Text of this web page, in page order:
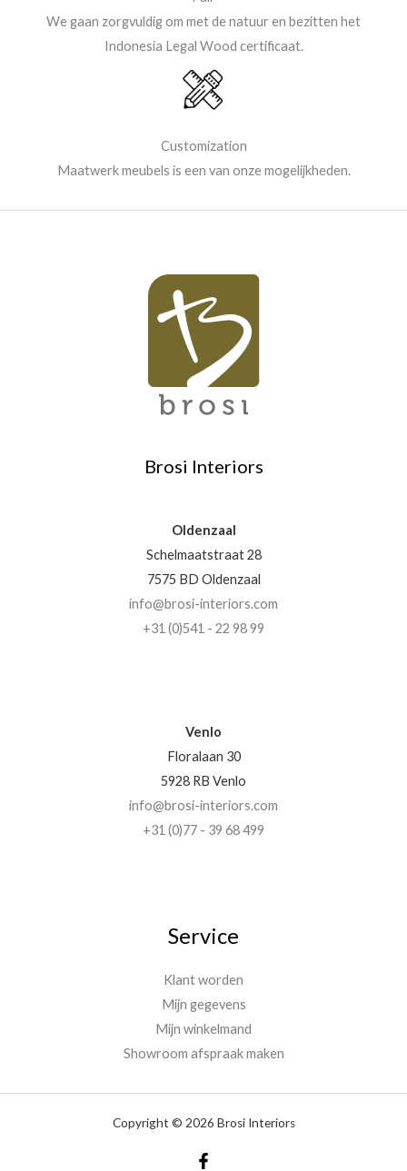
We gaan zorgvuldig om met de natuur en bezitten het
Indonesia Legal Wood certificaat.
Customization
Maatwerk meubels is een van onze mogelijkheden.
Brosi Interiors
Oldenzaal
Schelmaatstraat 28
7575 BD Oldenzaal
info@brosi-interiors.com
+31 (0)541 - 22 98 99
Venlo
Floralaan 30
5928 RB Venlo
info@brosi-interiors.com
+31 (0)77 - 39 68 499
Service
Klant worden
Mijn gegevens
Mijn winkelmand
Showroom afspraak maken
Copyright © 2026 Brosi Interiors